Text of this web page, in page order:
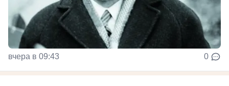
вчера в 09:43 0